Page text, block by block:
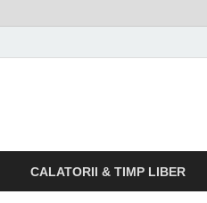
CALATORII & TIMP LIBER